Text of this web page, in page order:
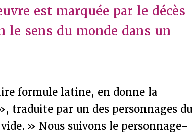
est marquée par le décès
sens du monde dans un
formule latine, en donne la
traduite par un des personnages du
» Nous suivons le personnage-